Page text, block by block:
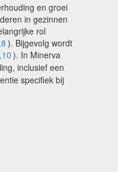
en groei
in gezinnen
rol
). Bijgevolg wordt
). In Minerva
inclusief een
specifiek bij